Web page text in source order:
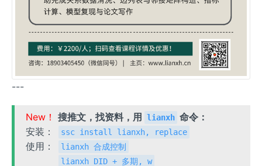
---
New！ 搜推文，找资料，用 lianxh 命令：
安装：
ssc install lianxh, replace
使用：
lianxh 合成控制
lianxh DID + 多期, w